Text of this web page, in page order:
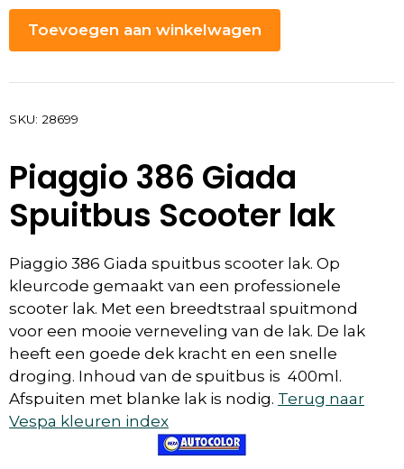
Toevoegen aan winkelwagen
SKU: 28699
Piaggio 386 Giada
Spuitbus Scooter lak
Piaggio 386 Giada spuitbus scooter lak. Op
kleurcode gemaakt van een professionele
scooter lak. Met een breedtstraal spuitmond
voor een mooie verneveling van de lak. De lak
heeft een goede dek kracht en een snelle
droging. Inhoud van de spuitbus is 400ml.
Afspuiten met blanke lak is nodig. Terug naar
Vespa kleuren index